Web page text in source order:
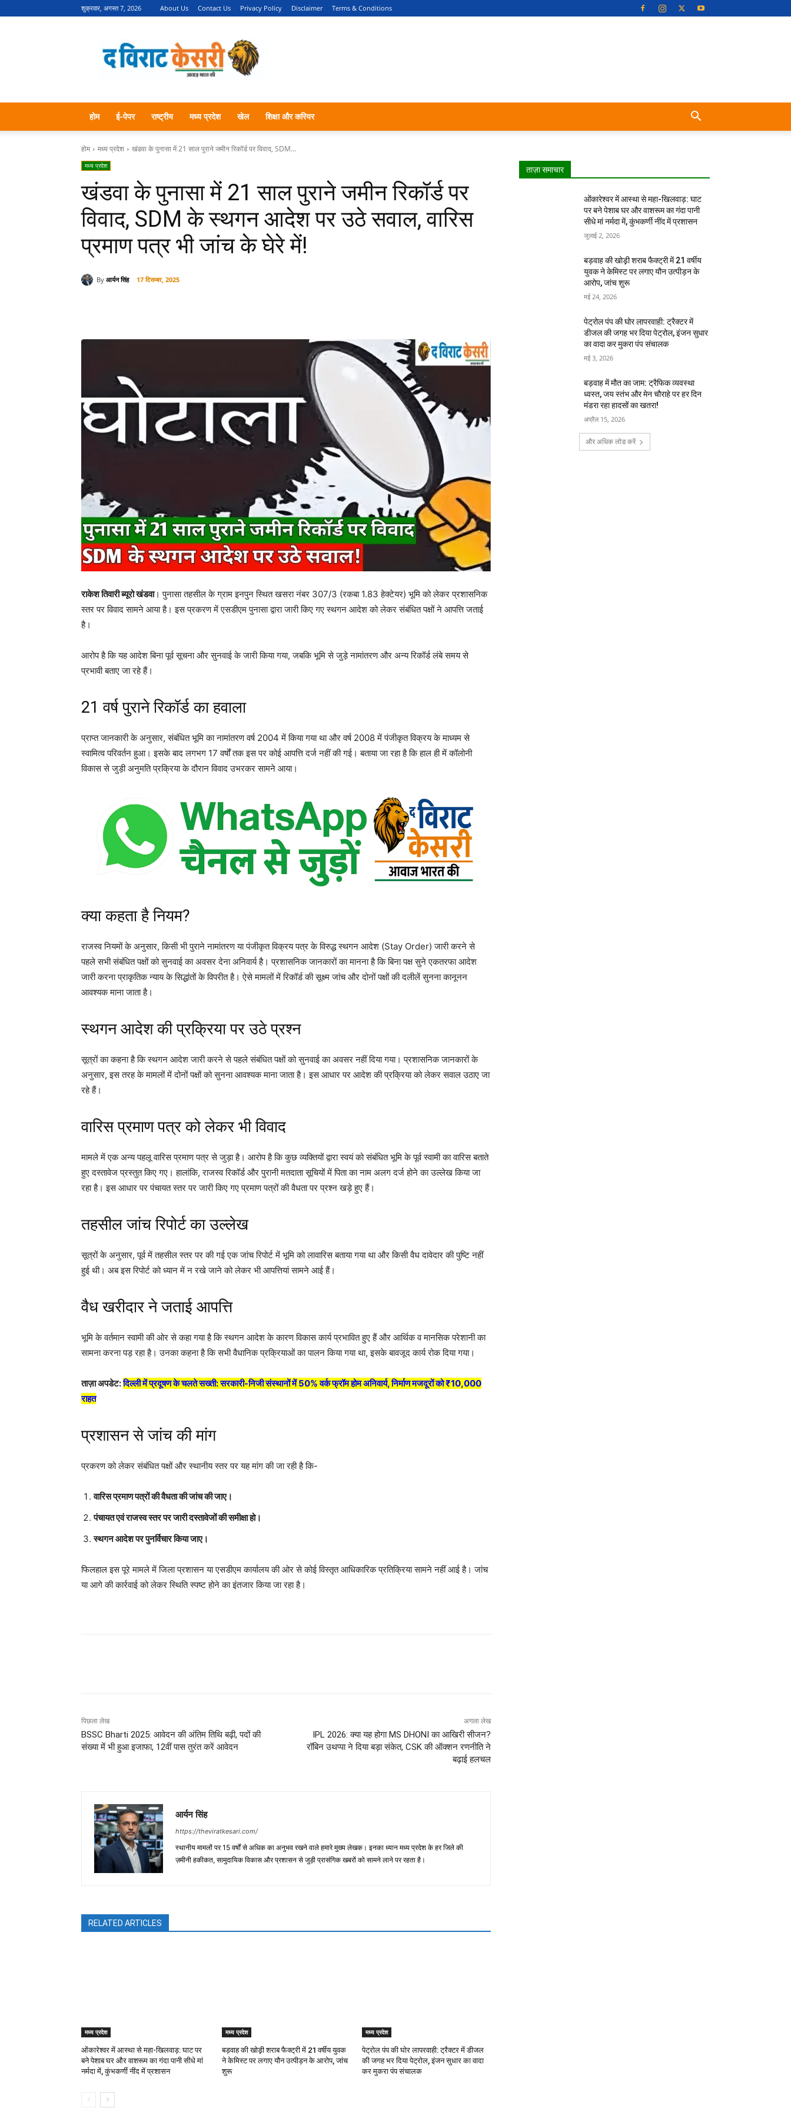
शुक्रवार, अगस्त 7, 2026 About Us Contact Us Privacy Policy Disclaimer Terms & Conditions
VIRAT
KESARI
–
Bharat
होम ई-पेपर राष्ट्रीय मध्य प्रदेश खेल शिक्षा और करियर
होम मध्य प्रदेश खंडवा के पुनासा में 21 साल पुराने जमीन रिकॉर्ड पर विवाद, SDM...
मध्य प्रदेश
खंडवा के पुनासा में 21 साल पुराने जमीन रिकॉर्ड पर
विवाद, SDM के स्थगन आदेश पर उठे सवाल, वारिस
प्रमाण पत्र भी जांच के घेरे में!
By आर्यन सिंह 17 दिसम्बर, 2025
राकेश तिवारी ब्यूरो खंडवा। पुनासा तहसील के ग्राम इनपुन स्थित खसरा नंबर 307/3 (रकबा 1.83 हेक्टेयर) भूमि को लेकर प्रशासनिक
स्तर पर विवाद सामने आया है। इस प्रकरण में एसडीएम पुनासा द्वारा जारी किए गए स्थगन आदेश को लेकर संबंधित पक्षों ने आपत्ति जताई
है।
आरोप है कि यह आदेश बिना पूर्व सूचना और सुनवाई के जारी किया गया, जबकि भूमि से जुड़े नामांतरण और अन्य रिकॉर्ड लंबे समय से
प्रभावी बताए जा रहे हैं।
21 वर्ष पुराने रिकॉर्ड का हवाला
प्राप्त जानकारी के अनुसार, संबंधित भूमि का नामांतरण वर्ष 2004 में किया गया था और वर्ष 2008 में पंजीकृत विक्रय के माध्यम से
स्वामित्व परिवर्तन हुआ। इसके बाद लगभग 17 वर्षों तक इस पर कोई आपत्ति दर्ज नहीं की गई। बताया जा रहा है कि हाल ही में कॉलोनी
विकास से जुड़ी अनुमति प्रक्रिया के दौरान विवाद उभरकर सामने आया।
क्या कहता है नियम?
राजस्व नियमों के अनुसार, किसी भी पुराने नामांतरण या पंजीकृत विक्रय पत्र के विरुद्ध स्थगन आदेश (Stay Order) जारी करने से
पहले सभी संबंधित पक्षों को सुनवाई का अवसर देना अनिवार्य है। प्रशासनिक जानकारों का मानना है कि बिना पक्ष सुने एकतरफा आदेश
जारी करना प्राकृतिक न्याय के सिद्धांतों के विपरीत है। ऐसे मामलों में रिकॉर्ड की सूक्ष्म जांच और दोनों पक्षों की दलीलें सुनना कानूनन
आवश्यक माना जाता है।
स्थगन आदेश की प्रक्रिया पर उठे प्रश्न
सूत्रों का कहना है कि स्थगन आदेश जारी करने से पहले संबंधित पक्षों को सुनवाई का अवसर नहीं दिया गया। प्रशासनिक जानकारों के
अनुसार, इस तरह के मामलों में दोनों पक्षों को सुनना आवश्यक माना जाता है। इस आधार पर आदेश की प्रक्रिया को लेकर सवाल उठाए जा
रहे हैं।
वारिस प्रमाण पत्र को लेकर भी विवाद
मामले में एक अन्य पहलू वारिस प्रमाण पत्र से जुड़ा है। आरोप है कि कुछ व्यक्तियों द्वारा स्वयं को संबंधित भूमि के पूर्व स्वामी का वारिस बताते
हुए दस्तावेज प्रस्तुत किए गए। हालांकि, राजस्व रिकॉर्ड और पुरानी मतदाता सूचियों में पिता का नाम अलग दर्ज होने का उल्लेख किया जा
रहा है। इस आधार पर पंचायत स्तर पर जारी किए गए प्रमाण पत्रों की वैधता पर प्रश्न खड़े हुए हैं।
तहसील जांच रिपोर्ट का उल्लेख
सूत्रों के अनुसार, पूर्व में तहसील स्तर पर की गई एक जांच रिपोर्ट में भूमि को लावारिस बताया गया था और किसी वैध दावेदार की पुष्टि नहीं
हुई थी। अब इस रिपोर्ट को ध्यान में न रखे जाने को लेकर भी आपत्तियां सामने आई हैं।
वैध खरीदार ने जताई आपत्ति
भूमि के वर्तमान स्वामी की ओर से कहा गया है कि स्थगन आदेश के कारण विकास कार्य प्रभावित हुए हैं और आर्थिक व मानसिक परेशानी का
सामना करना पड़ रहा है। उनका कहना है कि सभी वैधानिक प्रक्रियाओं का पालन किया गया था, इसके बावजूद कार्य रोक दिया गया।
ताज़ा अपडेट:दिल्ली में प्रदूषण के चलते सख्ती: सरकारी-निजी संस्थानों में 50% वर्क फ्रॉम होम अनिवार्य, निर्माण मजदूरों को ₹10,000
राहत
प्रशासन से जांच की मांग
प्रकरण को लेकर संबंधित पक्षों और स्थानीय स्तर पर यह मांग की जा रही है कि-
वारिस प्रमाण पत्रों की वैधता की जांच की जाए।
पंचायत एवं राजस्व स्तर पर जारी दस्तावेजों की समीक्षा हो।
स्थगन आदेश पर पुनर्विचार किया जाए।
फिलहाल इस पूरे मामले में जिला प्रशासन या एसडीएम कार्यालय की ओर से कोई विस्तृत आधिकारिक प्रतिक्रिया सामने नहीं आई है। जांच
या आगे की कार्रवाई को लेकर स्थिति स्पष्ट होने का इंतजार किया जा रहा है।
पिछला लेख
​BSSC Bharti 2025: आवेदन की अंतिम तिथि बढ़ी, पदों की
संख्या में भी हुआ इजाफा, 12वीं पास तुरंत करें आवेदन
अगला लेख
IPL 2026: क्या यह होगा MS DHONI का आखिरी सीजन?
रॉबिन उथप्पा ने दिया बड़ा संकेत, CSK की ऑक्शन रणनीति ने
बढ़ाई हलचल
आर्यन सिंह
https://theviratkesari.com/
स्थानीय मामलों पर 15 वर्षों से अधिक का अनुभव रखने वाले हमारे मुख्य लेखक। इनका ध्यान मध्य प्रदेश के हर जिले की
ज़मीनी हकीकत, सामुदायिक विकास और प्रशासन से जुड़ी प्रासंगिक खबरों को सामने लाने पर रहता है।
RELATED ARTICLES
मध्य प्रदेश
ओंकारेश्वर में आस्था से महा-खिलवाड़: घाट पर
बने पेशाब घर और वाशरूम का गंदा पानी सीधे मां
नर्मदा में, कुंभकर्णी नींद में प्रशासन
मध्य प्रदेश
बड़वाह की खोड़़ी शराब फैक्ट्री में 21 वर्षीय युवक
ने केमिस्ट पर लगाए यौन उत्पीड़न के आरोप, जांच
शुरू
मध्य प्रदेश
पेट्रोल पंप की घोर लापरवाही: ट्रैक्टर में डीजल
की जगह भर दिया पेट्रोल, इंजन सुधार का वादा
कर मुकरा पंप संचालक
ताज़ा समाचार
ओंकारेश्वर में आस्था से महा-खिलवाड़: घाट
पर बने पेशाब घर और वाशरूम का गंदा पानी
सीधे मां नर्मदा में, कुंभकर्णी नींद में प्रशासन
जुलाई 2, 2026
बड़वाह की खोड़़ी शराब फैक्ट्री में 21 वर्षीय
युवक ने केमिस्ट पर लगाए यौन उत्पीड़न के
आरोप, जांच शुरू
मई 24, 2026
पेट्रोल पंप की घोर लापरवाही: ट्रैक्टर में
डीजल की जगह भर दिया पेट्रोल, इंजन सुधार
का वादा कर मुकरा पंप संचालक
मई 3, 2026
बड़वाह में मौत का जाम: ट्रैफिक व्यवस्था
ध्वस्त, जय स्तंभ और मेन चौराहे पर हर दिन
मंडरा रहा हादसों का खतरा!
अप्रैल 15, 2026
और अधिक लोड करें